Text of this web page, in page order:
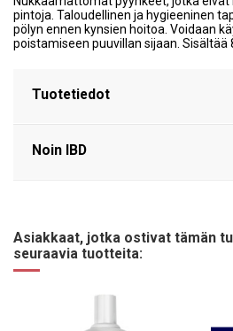
pintoja. Taloudellinen ja hygieeninen
pölyn ennen kynsien hoitoa. Voidaan
poistamiseen puuvillan sijaan. Sisältää
Tuotetiedot
Noin IBD
Asiakkaat, jotka ostivat tämän
seuraavia tuotteita: